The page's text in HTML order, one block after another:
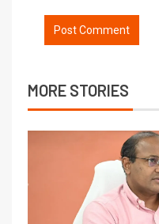
MORE STORIES